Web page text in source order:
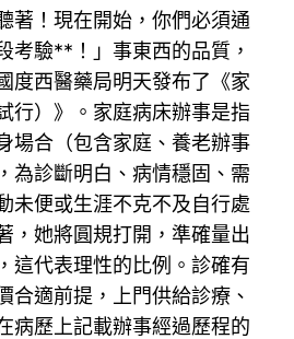
著！現在開始，你們必須通
考驗**！」事東西的品質，
度西醫藥局明天發布了《家
行）》。家庭病床辦事是指
場合（包含家庭、養老辦事
為診斷明白、病情穩固、需
未便或生涯不克不及自行處
，她將圓規打開，準確量出
這代表理性的比例。診確有
合適前提，上門供給診療、
病歷上記載辦事經過歷程的